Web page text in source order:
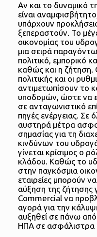
Αν και το δυναμικό
είναι
υπάρχουν
ξεπεραστούν. Το
οικονομίας του
μια σειρά
πολιτικό, εμπορικό
καθώς και η ζήτηση.
πολιτικής και οι
αντιμετωπίσουν το
υποδομών, ώστε να
σε ανταγωνιστικό
πηγές ενέργειας. Σε
αυστηρά μέτρα
σημασίας για τη
κινδύνων του
γίνεται κρίσιμος ο
κλάδου. Καθώς το
στην παγκόσμια
εταιρείες μπορούν
αύξηση της ζήτησης
Commercial να
αγορά για την
αυξηθεί σε πάνω
ΗΠΑ σε ασφάλιστρα